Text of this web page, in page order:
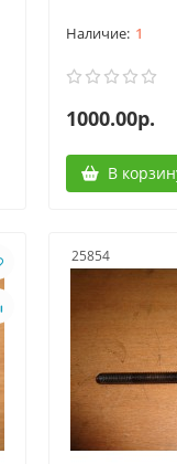
1
1000.00р.
В
25854